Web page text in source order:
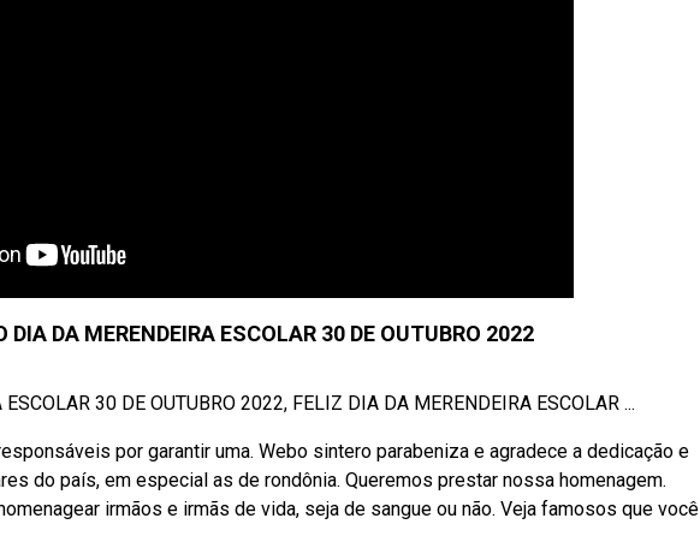
DIA DA MERENDEIRA ESCOLAR 30 DE OUTUBRO 2022
30 DE OUTUBRO 2022, FELIZ DIA DA MERENDEIRA ESCOLAR ...
por garantir uma. Webo sintero parabeniza e agradece a dedicação e
do país, em especial as de rondônia. Queremos prestar nossa homenagem.
irmãos e irmãs de vida, seja de sangue ou não. Veja famosos que você